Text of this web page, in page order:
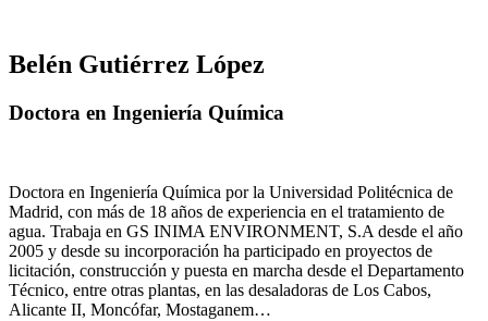
Belén Gutiérrez López
Doctora en Ingeniería Química
Doctora en Ingeniería Química por la Universidad Politécnica de
Madrid, con más de 18 años de experiencia en el tratamiento de
agua. Trabaja en GS INIMA ENVIRONMENT, S.A desde el año
2005 y desde su incorporación ha participado en proyectos de
licitación, construcción y puesta en marcha desde el Departamento
Técnico, entre otras plantas, en las desaladoras de Los Cabos,
Alicante II, Moncófar, Mostaganem…